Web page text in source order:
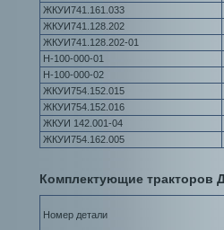
ЖКУИ741.161.033
ЖКУИ741.128.202
ЖКУИ741.128.202-01
Н-100-000-01
Н-100-000-02
ЖКУИ754.152.015
ЖКУИ754.152.016
ЖКУИ 142.001-04
ЖКУИ754.162.005
Комплектующие тракторов
Номер детали